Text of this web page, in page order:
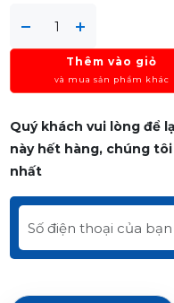
Thêm vào giỏ
và mua sản phẩm khác
Quý khách vui lòng để
này hết hàng, chúng
nhất